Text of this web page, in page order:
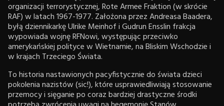
organizacji terrorystycznej, Rote Armee Fraktion (w skrócie
RAF) w latach 1967-1977. Założona przez Andreasa Baadera,
byłą dziennikarkę Ulrike Meinhof i Gudrun Ensslin frakcja
wypowiada wojnę RFNowi, występując przeciwko
amerykańskiej polityce w Wietnamie, na Bliskim Wschodzie i
w krajach Trzeciego Świata.
To historia nastawionych pacyfistycznie do świata dzieci
pokolenia nazistów (sic!), które usprawiedliwiają stosowanie
przemocy i sięganie po coraz bardziej drastyczne środki